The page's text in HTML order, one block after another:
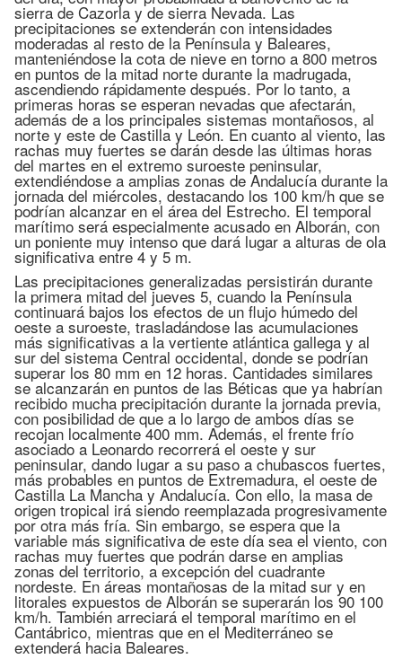
sierra de Cazorla y de sierra Nevada. Las
precipitaciones se extenderán con intensidades
moderadas al resto de la Península y Baleares,
manteniéndose la cota de nieve en torno a 800 metros
en puntos de la mitad norte durante la madrugada,
ascendiendo rápidamente después. Por lo tanto, a
primeras horas se esperan nevadas que afectarán,
además de a los principales sistemas montañosos, al
norte y este de Castilla y León. En cuanto al viento, las
rachas muy fuertes se darán desde las últimas horas
del martes en el extremo suroeste peninsular,
extendiéndose a amplias zonas de Andalucía durante la
jornada del miércoles, destacando los 100 km/h que se
podrían alcanzar en el área del Estrecho. El temporal
marítimo será especialmente acusado en Alborán, con
un poniente muy intenso que dará lugar a alturas de ola
significativa entre 4 y 5 m.
Las precipitaciones generalizadas persistirán durante
la primera mitad del jueves 5, cuando la Península
continuará bajos los efectos de un flujo húmedo del
oeste a suroeste, trasladándose las acumulaciones
más significativas a la vertiente atlántica gallega y al
sur del sistema Central occidental, donde se podrían
superar los 80 mm en 12 horas. Cantidades similares
se alcanzarán en puntos de las Béticas que ya habrían
recibido mucha precipitación durante la jornada previa,
con posibilidad de que a lo largo de ambos días se
recojan localmente 400 mm. Además, el frente frío
asociado a Leonardo recorrerá el oeste y sur
peninsular, dando lugar a su paso a chubascos fuertes,
más probables en puntos de Extremadura, el oeste de
Castilla La Mancha y Andalucía. Con ello, la masa de
origen tropical irá siendo reemplazada progresivamente
por otra más fría. Sin embargo, se espera que la
variable más significativa de este día sea el viento, con
rachas muy fuertes que podrán darse en amplias
zonas del territorio, a excepción del cuadrante
nordeste. En áreas montañosas de la mitad sur y en
litorales expuestos de Alborán se superarán los 90 100
km/h. También arreciará el temporal marítimo en el
Cantábrico, mientras que en el Mediterráneo se
extenderá hacia Baleares.